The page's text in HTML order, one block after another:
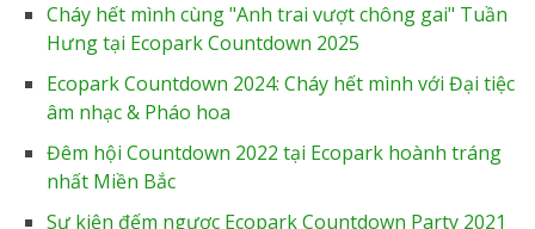
Cháy hết mình cùng "Anh trai vượt chông gai" Tuần
Hưng tại Ecopark Countdown 2025
Ecopark Countdown 2024: Cháy hết mình với Đại tiệc
âm nhạc & Pháo hoa
Đêm hội Countdown 2022 tại Ecopark hoành tráng
nhất Miền Bắc
Sự kiện đếm ngược Ecopark Countdown Party 2021